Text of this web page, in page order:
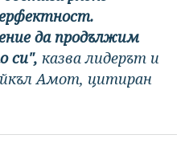
да продължим
си", казва лидерът и
Амот, цитиран